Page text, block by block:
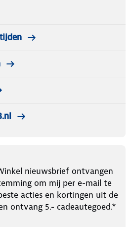
nieuwsbrief ontvangen
om mij per e-mail te
acties en kortingen uit de
ontvang 5.- cadeautegoed.*